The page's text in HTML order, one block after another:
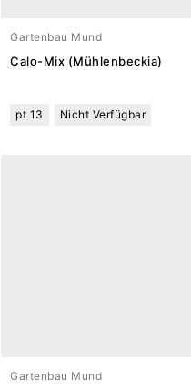
Gartenbau Mund
Calo-Mix (Mühlenbeckia)
pt 13 Nicht Verfügbar
Gartenbau Mund